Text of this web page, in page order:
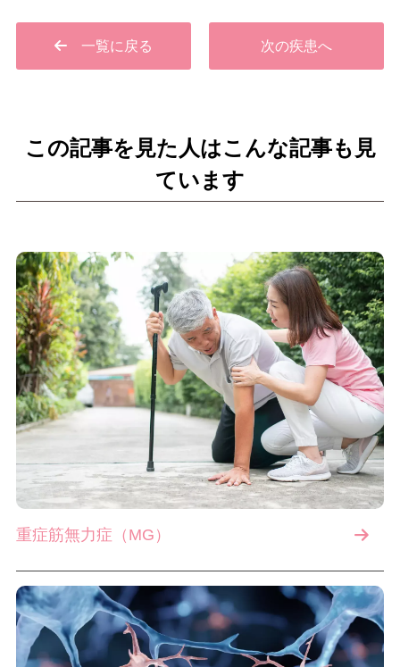
一覧に戻る 次の疾患へ
この記事を見た人はこんな記事も見
ています
重症筋無力症（MG）